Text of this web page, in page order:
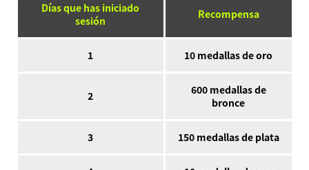
Días que has iniciado
sesión
Recompensa
1 10 medallas de oro
2
600 medallas de
bronce
3 150 medallas de plata